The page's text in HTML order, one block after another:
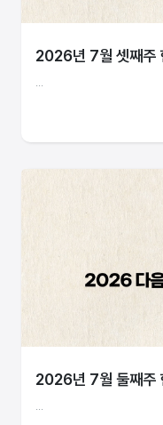
2026년 7월 셋째주
2026년 7월 둘째주